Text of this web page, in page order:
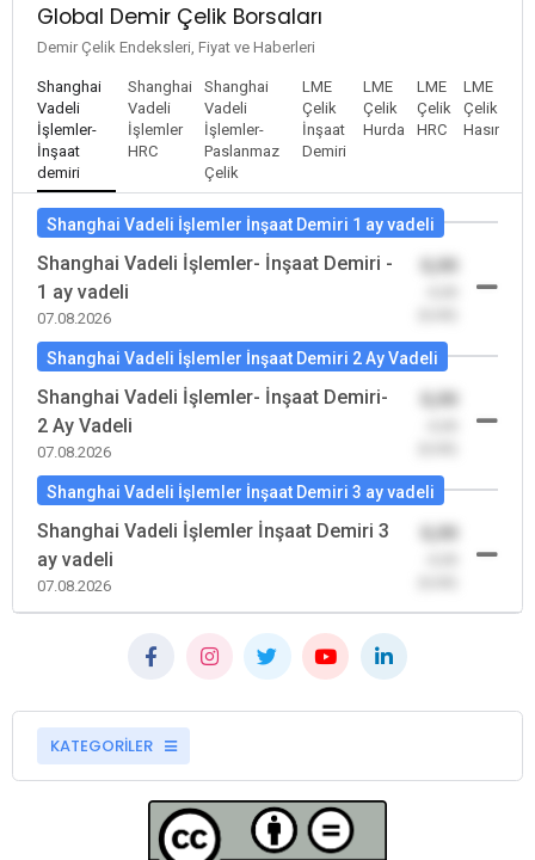
Global Demir Çelik Borsaları
Demir Çelik Endeksleri, Fiyat ve Haberleri
Shanghai
Vadeli
İşlemler-
İnşaat
demiri
Shanghai
Vadeli
İşlemler
HRC
Shanghai
Vadeli
İşlemler-
Paslanmaz
Çelik
LME
Çelik
İnşaat
Demiri
LME
Çelik
Hurda
LME
Çelik
HRC
LME
Çelik
Hasır
Shanghai Vadeli İşlemler İnşaat Demiri 1 ay vadeli
Shanghai Vadeli İşlemler- İnşaat Demiri -
1 ay vadeli
07.08.2026
Shanghai Vadeli İşlemler İnşaat Demiri 2 Ay Vadeli
Shanghai Vadeli İşlemler- İnşaat Demiri-
2 Ay Vadeli
07.08.2026
Shanghai Vadeli İşlemler İnşaat Demiri 3 ay vadeli
Shanghai Vadeli İşlemler İnşaat Demiri 3
ay vadeli
07.08.2026
KATEGORİLER